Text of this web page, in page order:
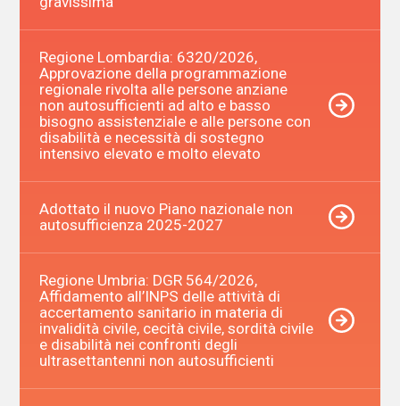
Regione Lombardia: 6320/2026,
Approvazione della programmazione
regionale rivolta alle persone anziane
non autosufficienti ad alto e basso
bisogno assistenziale e alle persone con
disabilità e necessità di sostegno
intensivo elevato e molto elevato
Adottato il nuovo Piano nazionale non
autosufficienza 2025-2027
Regione Umbria: DGR 564/2026,
Affidamento all’INPS delle attività di
accertamento sanitario in materia di
invalidità civile, cecità civile, sordità civile
e disabilità nei confronti degli
ultrasettantenni non autosufficienti